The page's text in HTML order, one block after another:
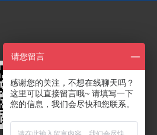
请您留言
感谢您的关注，不想在线聊天吗？
这里可以直接留言哦~ 请填写一下
您的信息，我们会尽快和您联系。